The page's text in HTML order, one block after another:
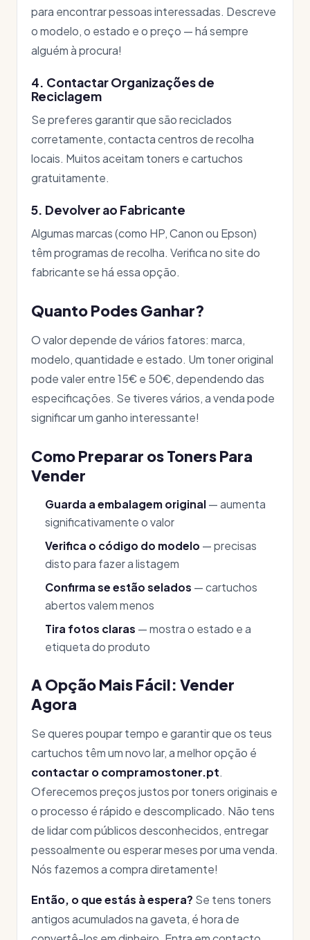
para encontrar pessoas interessadas. Descreve
o modelo, o estado e o preço — há sempre
alguém à procura!
4. Contactar Organizações de
Reciclagem
Se preferes garantir que são reciclados
corretamente, contacta centros de recolha
locais. Muitos aceitam toners e cartuchos
gratuitamente.
5. Devolver ao Fabricante
Algumas marcas (como HP, Canon ou Epson)
têm programas de recolha. Verifica no site do
fabricante se há essa opção.
Quanto Podes Ganhar?
O valor depende de vários fatores: marca,
modelo, quantidade e estado. Um toner original
pode valer entre 15€ e 50€, dependendo das
especificações. Se tiveres vários, a venda pode
significar um ganho interessante!
Como Preparar os Toners Para
Vender
Guarda a embalagem original — aumenta
significativamente o valor
Verifica o código do modelo — precisas
disto para fazer a listagem
Confirma se estão selados — cartuchos
abertos valem menos
Tira fotos claras — mostra o estado e a
etiqueta do produto
A Opção Mais Fácil: Vender
Agora
Se queres poupar tempo e garantir que os teus
cartuchos têm um novo lar, a melhor opção é
contactar o compramostoner.pt.
Oferecemos preços justos por toners originais e
o processo é rápido e descomplicado. Não tens
de lidar com públicos desconhecidos, entregar
pessoalmente ou esperar meses por uma venda.
Nós fazemos a compra diretamente!
Então, o que estás à espera? Se tens toners
antigos acumulados na gaveta, é hora de